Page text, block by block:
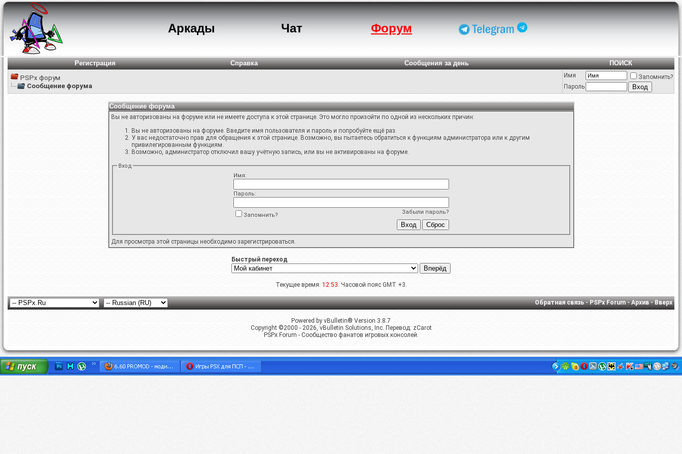
Аркады Чат Форум
Регистрация Справка Сообщения за день
ПОИСК
PSPx форум
Сообщение форума
Имя
Запомнить?
Пароль
Сообщение форума
Вы не авторизованы на форуме или не имеете доступа к этой странице. Это могло произойти по одной из нескольких причин:
Вы не авторизованы на форуме. Введите имя пользователя и пароль и попробуйте ещё раз.
У вас недостаточно прав для обращения к этой странице. Возможно, вы пытаетесь обратиться к функциям администратора или к другим
привилегированным функциям.
Возможно, администратор отключил вашу учётную запись, или вы не активированы на форуме.
Вход
Имя:
Пароль:
Забыли пароль?
Запомнить?
Для просмотра этой страницы необходимо зарегистрироваться.
Быстрый переход
Текущее время: 12:53. Часовой пояс GMT +3.
Обратная связь-PSPx Forum-Архив-Вверх
Powered by vBulletin® Version 3.8.7
Copyright ©2000 - 2026, vBulletin Solutions, Inc. Перевод: zCarot
PSPx Forum - Сообщество фанатов игровых консолей.